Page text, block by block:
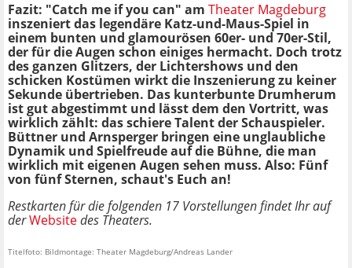
Fazit: "Catch me if you can" am Theater Magdeburg
inszeniert das legendäre Katz-und-Maus-Spiel in
einem bunten und glamourösen 60er- und 70er-Stil,
der für die Augen schon einiges hermacht. Doch trotz
des ganzen Glitzers, der Lichtershows und den
schicken Kostümen wirkt die Inszenierung zu keiner
Sekunde übertrieben. Das kunterbunte Drumherum
ist gut abgestimmt und lässt dem den Vortritt, was
wirklich zählt: das schiere Talent der Schauspieler.
Büttner und Arnsperger bringen eine unglaubliche
Dynamik und Spielfreude auf die Bühne, die man
wirklich mit eigenen Augen sehen muss. Also: Fünf
von fünf Sternen, schaut's Euch an!
Restkarten für die folgenden 17 Vorstellungen findet Ihr auf
derWebsitedes Theaters.
Titelfoto: Bildmontage: Theater Magdeburg/Andreas Lander